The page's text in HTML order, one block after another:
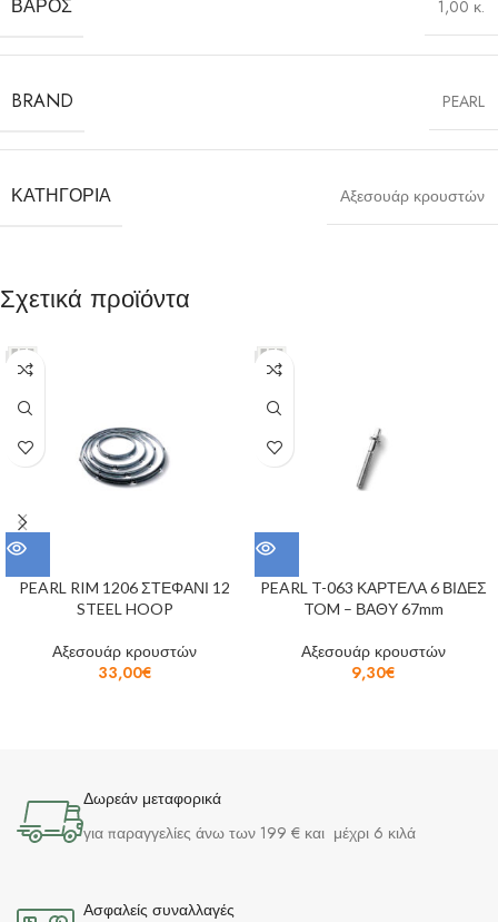
ΒΆΡΟΣ 1,00 κ.
BRAND PEARL
ΚΑΤΗΓΟΡΊΑ Αξεσουάρ κρουστών
Σχετικά προϊόντα
PEARL RIM 1206 ΣΤΕΦΑΝΙ 12
STEEL HOOP
Αξεσουάρ κρουστών
33,00€
PEARL T-063 ΚΑΡΤΕΛΑ 6 ΒΙΔΕΣ
TOM – ΒΑΘΥ 67mm
Αξεσουάρ κρουστών
9,30€
Δωρεάν μεταφορικά
για παραγγελίες άνω των 199 € και μέχρι 6 κιλά
Ασφαλείς συναλλαγές